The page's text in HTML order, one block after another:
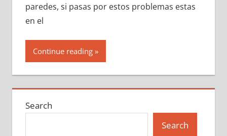
paredes, si pasas por estos problemas estas
en el
Continue reading
Search
Search